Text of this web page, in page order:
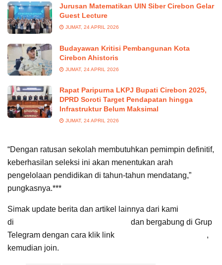
Jurusan Matematikan UIN Siber Cirebon Gelar
Guest Lecture
JUMAT, 24 APRIL 2026
Budayawan Kritisi Pembangunan Kota
Cirebon Ahistoris
JUMAT, 24 APRIL 2026
Rapat Paripurna LKPJ Bupati Cirebon 2025,
DPRD Soroti Target Pendapatan hingga
Infrastruktur Belum Maksimal
JUMAT, 24 APRIL 2026
“Dengan ratusan sekolah membutuhkan pemimpin definitif,
keberhasilan seleksi ini akan menentukan arah
pengelolaan pendidikan di tahun-tahun mendatang,”
pungkasnya.***
Simak update berita dan artikel lainnya dari kami
di
dan bergabung di Grup
Telegram dengan cara klik link
,
kemudian join.